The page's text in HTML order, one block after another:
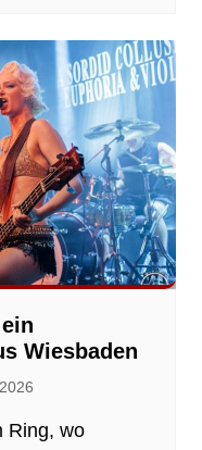
Wiesbaden
Ring, wo